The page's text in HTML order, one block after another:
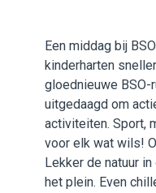
Praktisch
Beleid en
Werken bij
Contact
Een middag bij
kinderharten
gloednieuwe BSO-
uitgedaagd om
activiteiten. Sport,
voor elk wat wils!
Lekker de natuur
het plein. Even